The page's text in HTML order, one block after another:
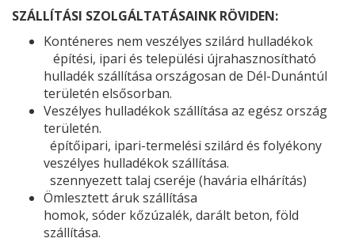
SZÁLLÍTÁSI SZOLGÁLTATÁSAINK RÖVIDEN:
Konténeres nem veszélyes szilárd hulladékok
építési, ipari és települési újrahasznosítható
hulladék szállítása országosan de Dél-Dunántúl
területén elsősorban.
Veszélyes hulladékok szállítása az egész ország
területén.
építőipari, ipari-termelési szilárd és folyékony
veszélyes hulladékok szállítása.
szennyezett talaj cseréje (havária elhárítás)
Ömlesztett áruk szállítása
homok, sóder kőzúzalék, darált beton, föld
szállítása.